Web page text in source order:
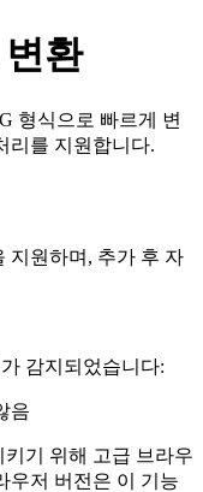
환
형식으로 빠르게 변
리를 지원합니다.
지원하며, 추가 후 자
감지되었습니다:
음
기 위해 고급 브라우
우저 버전은 이 기능